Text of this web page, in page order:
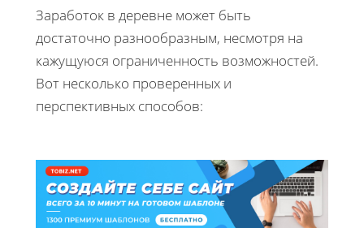
Заработок в деревне может быть
достаточно разнообразным, несмотря на
кажущуюся ограниченность возможностей.
Вот несколько проверенных и
перспективных способов: